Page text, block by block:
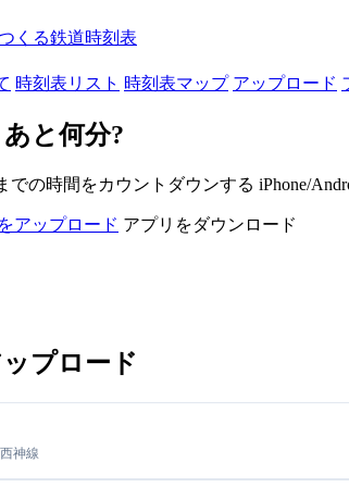
くる鉄道時刻表
時刻表リスト 時刻表マップ アップロード
と何分?
での時間をカウントダウンする iPhone/
アップロード アプリをダウンロード
プロード
神線